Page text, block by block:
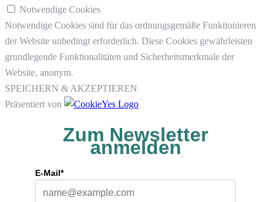
Notwendige Cookies
Notwendige Cookies sind für das ordnungsgemäße Funktionieren
der Website unbedingt erforderlich. Diese Cookies gewährleisten
grundlegende Funktionalitäten und Sicherheitsmerkmale der
Website, anonym.
SPEICHERN & AKZEPTIEREN
Präsentiert von
Zum Newsletter
anmelden
E-Mail*